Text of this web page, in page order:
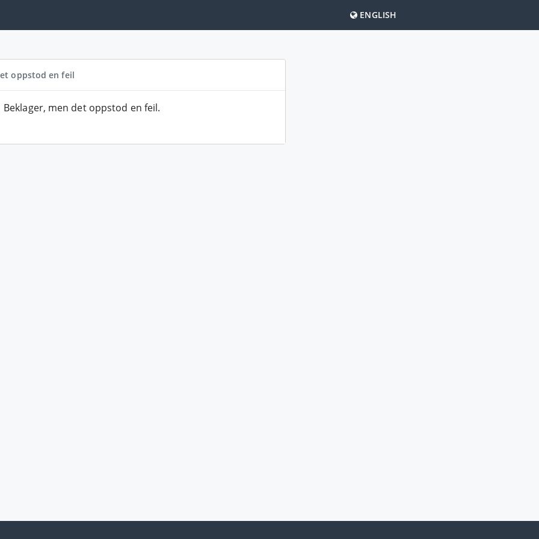
ENGLISH
oppstod en feil
Beklager, men det oppstod en feil.